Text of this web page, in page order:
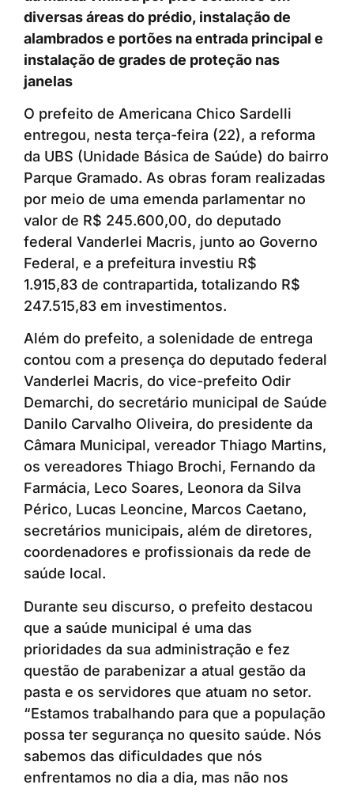
diversas áreas do prédio, instalação de
alambrados e portões na entrada principal e
instalação de grades de proteção nas
janelas
O prefeito de Americana Chico Sardelli
entregou, nesta terça-feira (22), a reforma
da UBS (Unidade Básica de Saúde) do bairro
Parque Gramado. As obras foram realizadas
por meio de uma emenda parlamentar no
valor de R$ 245.600,00, do deputado
federal Vanderlei Macris, junto ao Governo
Federal, e a prefeitura investiu R$
1.915,83 de contrapartida, totalizando R$
247.515,83 em investimentos.
Além do prefeito, a solenidade de entrega
contou com a presença do deputado federal
Vanderlei Macris, do vice-prefeito Odir
Demarchi, do secretário municipal de Saúde
Danilo Carvalho Oliveira, do presidente da
Câmara Municipal, vereador Thiago Martins,
os vereadores Thiago Brochi, Fernando da
Farmácia, Leco Soares, Leonora da Silva
Périco, Lucas Leoncine, Marcos Caetano,
secretários municipais, além de diretores,
coordenadores e profissionais da rede de
saúde local.
Durante seu discurso, o prefeito destacou
que a saúde municipal é uma das
prioridades da sua administração e fez
questão de parabenizar a atual gestão da
pasta e os servidores que atuam no setor.
“Estamos trabalhando para que a população
possa ter segurança no quesito saúde. Nós
sabemos das dificuldades que nós
enfrentamos no dia a dia, mas não nos